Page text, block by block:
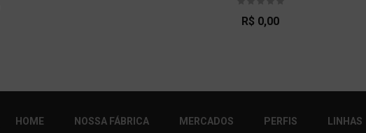
R$ 0,00
HOME NOSSA FÁBRICA MERCADOS PERFIS LINHAS